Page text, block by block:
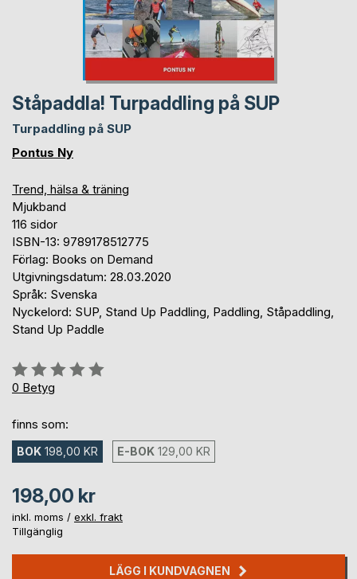
Ståpaddla! Turpaddling på SUP
Turpaddling på SUP
Pontus Ny
Trend, hälsa & träning
Mjukband
116 sidor
ISBN-13: 9789178512775
Förlag: Books on Demand
Utgivningsdatum: 28.03.2020
Språk: Svenska
Nyckelord: SUP, Stand Up Paddling, Paddling, Ståpaddling,
Stand Up Paddle
Betyg::
0%
0 Betyg
finns som:
BOK 198,00 KR E-BOK 129,00 KR
198,00 kr
inkl. moms / exkl. frakt
Tillgänglig
LÄGG I KUNDVAGNEN